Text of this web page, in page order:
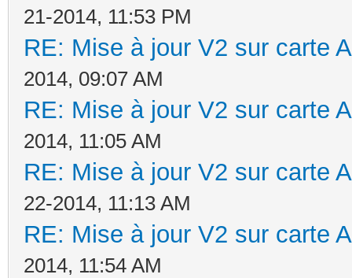
21-2014, 11:53 PM
RE: Mise à jour V2 sur carte
2014, 09:07 AM
RE: Mise à jour V2 sur carte
2014, 11:05 AM
RE: Mise à jour V2 sur carte
22-2014, 11:13 AM
RE: Mise à jour V2 sur carte
2014, 11:54 AM